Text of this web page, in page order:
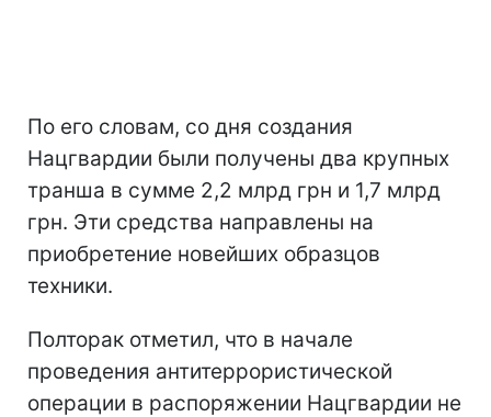
По его словам, со дня создания
Нацгвардии были получены два крупных
транша в сумме 2,2 млрд грн и 1,7 млрд
грн. Эти средства направлены на
приобретение новейших образцов
техники.
Полторак отметил, что в начале
проведения антитеррористической
операции в распоряжении Нацгвардии не